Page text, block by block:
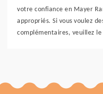
votre confiance en Mayer
appropriés. Si vous voulez
complémentaires, veuillez